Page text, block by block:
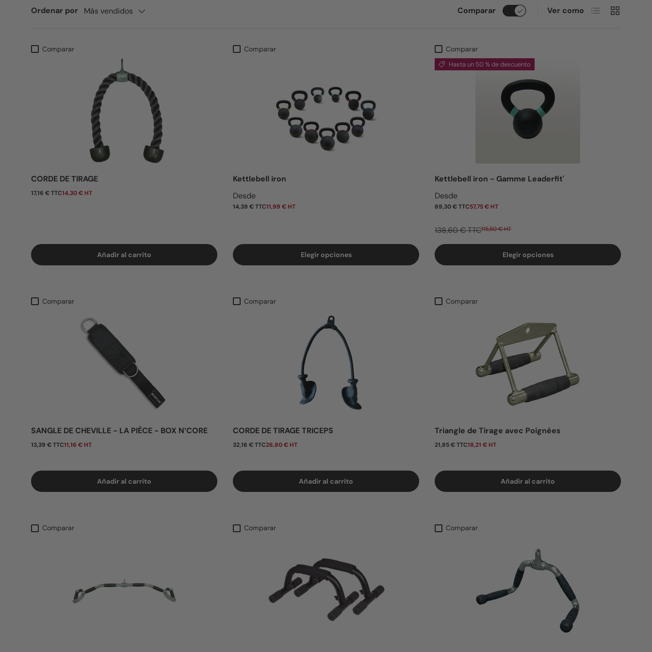
Ordenar por Más vendidos Comparar Ver como Lista Cuadrícula
Comparar
CORDE DE TIRAGE
Precio normal
17,16 € TTC14,30 € HT
Añadir al carrito
Comparar
Kettlebell iron
Precio normal
Desde
14,39 € TTC11,99 € HT
Elegir opciones
Comparar
Hasta un 50 % de descuento
Kettlebell iron - Gamme Leaderfit'
Precio de venta
Desde
69,30 € TTC57,75 € HT
138,60 € TTC115,50 € HT
Elegir opciones
Comparar
SANGLE DE CHEVILLE - LA PIÈCE - BOX N’CORE
Precio normal
13,39 € TTC11,16 € HT
Añadir al carrito
Comparar
CORDE DE TIRAGE TRICEPS
Precio normal
32,16 € TTC26,80 € HT
Añadir al carrito
Comparar
Triangle de Tirage avec Poignées
Precio normal
21,85 € TTC18,21 € HT
Añadir al carrito
Comparar Comparar Comparar